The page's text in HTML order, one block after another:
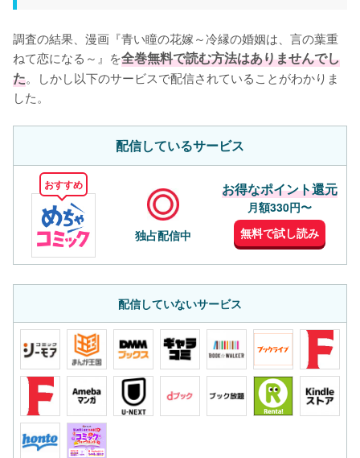
調査の結果、漫画『青い瞳の花嫁～冷縁の婚姻は、言の葉重
ねて恋になる～』を全巻無料で読む方法はありませんでし
た。しかし以下のサービスで配信されていることがわかりま
した。
配信しているサービス
おすすめ
独占配信中
お得なポイント還元
月額330円〜
無料で試し読み
配信していないサービス